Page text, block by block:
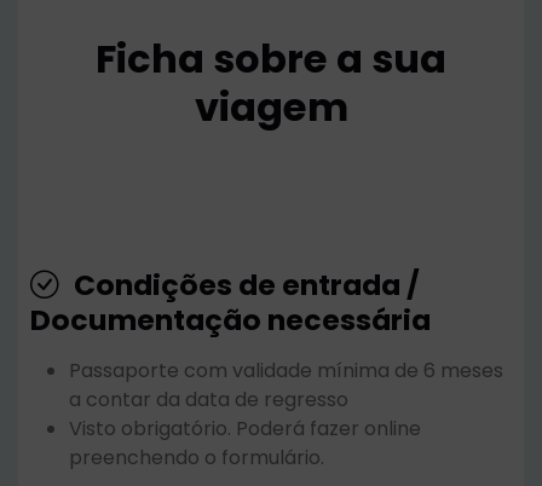
Ficha sobre a sua
viagem
Condições de entrada /
Documentação necessária
Passaporte com validade mínima de 6 meses
a contar da data de regresso
Visto obrigatório. Poderá fazer online
preenchendo o formulário.